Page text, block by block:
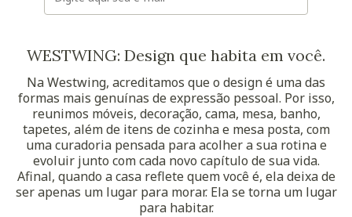
WESTWING: Design que habita em você.
Na Westwing, acreditamos que o design é uma das
formas mais genuínas de expressão pessoal. Por isso,
reunimos móveis, decoração, cama, mesa, banho,
tapetes, além de itens de cozinha e mesa posta, com
uma curadoria pensada para acolher a sua rotina e
evoluir junto com cada novo capítulo de sua vida.
Afinal, quando a casa reflete quem você é, ela deixa de
ser apenas um lugar para morar. Ela se torna um lugar
para habitar.